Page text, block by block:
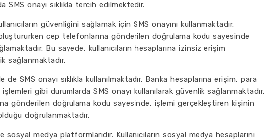
SMS onayı sıklıkla tercih edilmektedir.
güvenliğini sağlamak için SMS onayını kullanmaktadır.
oluştururken cep telefonlarına gönderilen doğrulama kodu sayesinde
Bu sayede, kullanıcıların hesaplarına izinsiz erişim
sağlanmaktadır.
SMS onayı sıklıkla kullanılmaktadır. Banka hesaplarına erişim, para
gibi durumlarda SMS onayı kullanılarak güvenlik sağlanmaktadır.
gönderilen doğrulama kodu sayesinde, işlemi gerçekleştiren kişinin
doğrulanmaktadır.
sosyal medya platformlarıdır. Kullanıcıların sosyal medya hesaplarını